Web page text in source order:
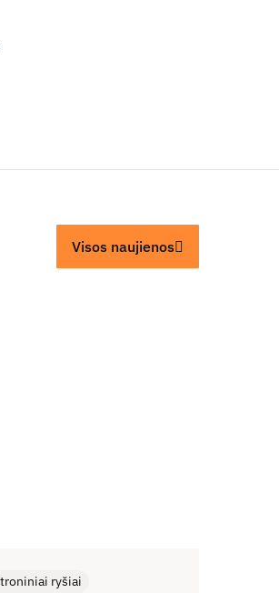
Visos naujienos
ryšiai